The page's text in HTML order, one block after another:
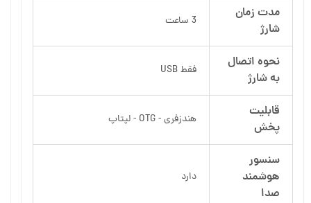
مدت زمان
شارژ
3 ساعت
نحوه اتصال
به شارژ
فقط USB
قابلیت
پخش
هندزفری - OTG - لپتاپ
سنسور
هوشمند
صدا
دارد